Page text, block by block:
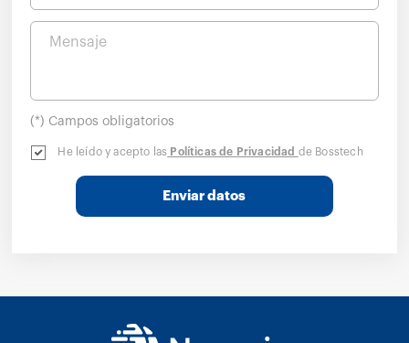
Mensaje
(*) Campos obligatorios
He leído y acepto las Políticas de Privacidad de Bosstech
Enviar datos